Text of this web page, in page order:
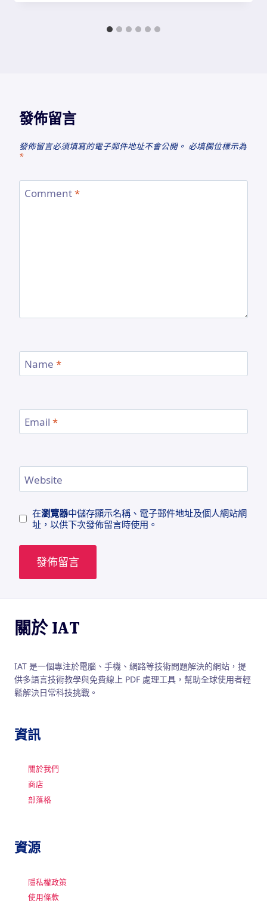
發佈留言
發佈留言必須填寫的電子郵件地址不會公開。 必填欄位標示為
*
Comment*
Name *
Email *
Website
在瀏覽器中儲存顯示名稱、電子郵件地址及個人網站網
址，以供下次發佈留言時使用。
關於 IAT
IAT 是一個專注於電腦、手機、網路等技術問題解決的網站，提
供多語言技術教學與免費線上 PDF 處理工具，幫助全球使用者輕
鬆解決日常科技挑戰。
資訊
關於我們
商店
部落格
資源
隱私權政策
使用條款